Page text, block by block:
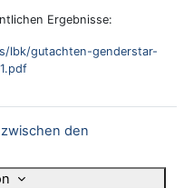
Ergebnisse:
lbk/gutachten-genderstar-
den